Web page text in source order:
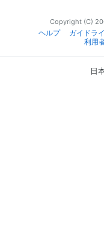
Copyright (C)
ヘルプ
ガイドラ
利用
日